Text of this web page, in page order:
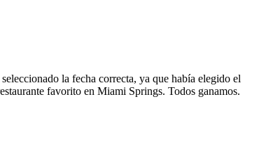
la fecha correcta, ya que había elegido el
favorito en Miami Springs. Todos ganamos.